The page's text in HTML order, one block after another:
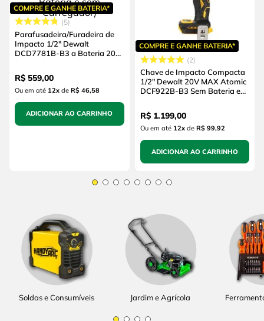
COMPRE E GANHE BATERIA*
5
Parafusadeira/Furadeira de
Impacto 1/2" Dewalt
DCD7781B-B3 a Bateria 20V
Carregador)
R$ 559,00
Ou em até 12x de R$ 46,58
ADICIONAR AO CARRINHO
COMPRE E GANHE BATERIA*
2
Chave de Impacto Compacta
1/2" Dewalt 20V MAX Atomic
DCF922B-B3 Sem Bateria e
R$ 1.199,00
Ou em até 12xde R$ 99,92
ADICIONAR AO CARRINHO
Soldas e Consumíveis Jardim e Agrícola